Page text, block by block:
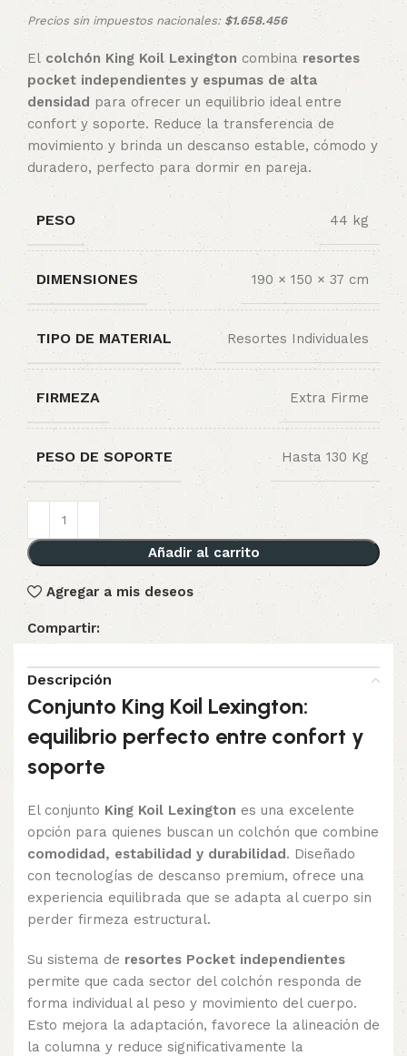
Precios sin impuestos nacionales: $1.658.456
Elcolchón King Koil Lexington combina resortes
pocket independientes y espumas de alta
densidad para ofrecer un equilibrio ideal entre
confort y soporte. Reduce la transferencia de
movimiento y brinda un descanso estable, cómodo y
duradero, perfecto para dormir en pareja.
PESO 44 kg
DIMENSIONES 190 × 150 × 37 cm
TIPO DE MATERIAL Resortes Individuales
FIRMEZA Extra Firme
PESO DE SOPORTE Hasta 130 Kg
Añadir al carrito
Agregar a mis deseos
Compartir:
Descripción
Conjunto King Koil Lexington:
equilibrio perfecto entre confort y
soporte
El conjunto King Koil Lexington es una excelente
opción para quienes buscan un colchón que combine
comodidad, estabilidad y durabilidad. Diseñado
con tecnologías de descanso premium, ofrece una
experiencia equilibrada que se adapta al cuerpo sin
perder firmeza estructural.
Su sistema de resortes Pocket independientes
permite que cada sector del colchón responda de
forma individual al peso y movimiento del cuerpo.
Esto mejora la adaptación, favorece la alineación de
la columna y reduce significativamente la